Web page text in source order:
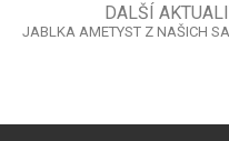
DALŠÍ
JABLKA AMETYST Z NAŠICH